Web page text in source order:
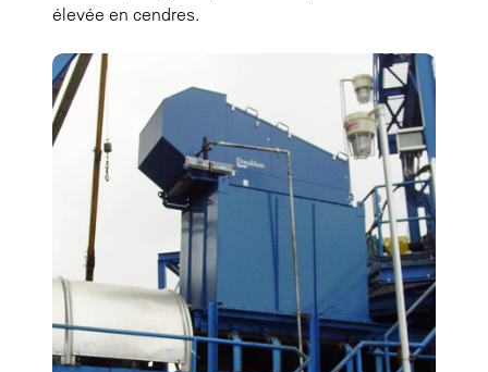
élevée en cendres.